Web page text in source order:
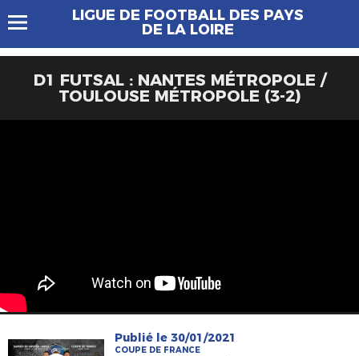
LIGUE DE FOOTBALL DES PAYS
DE LA LOIRE
D1 FUTSAL : NANTES MÉTROPOLE /
TOULOUSE MÉTROPOLE (3-2)
Publié le 30/01/2021
COUPE DE FRANCE